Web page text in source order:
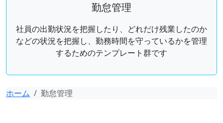
勤怠管理
社員の出勤状況を把握したり、どれだけ残業したのか
などの状況を把握し、勤務時間を守っているかを管理
するためのテンプレート群です
ホーム 勤怠管理